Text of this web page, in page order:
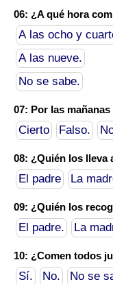
06: ¿A qué hora
A las ocho y
A las nueve.
No se sabe.
07: Por las
Cierto Falso.
08: ¿Quién los lleva
El padre La
09: ¿Quién los
El padre. La
10: ¿Comen todos
Sí. No. No se